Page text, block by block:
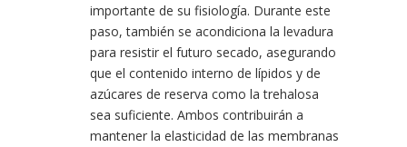
importante de su fisiología. Durante este
paso, también se acondiciona la levadura
para resistir el futuro secado, asegurando
que el contenido interno de lípidos y de
azúcares de reserva como la trehalosa
sea suficiente. Ambos contribuirán a
mantener la elasticidad de las membranas